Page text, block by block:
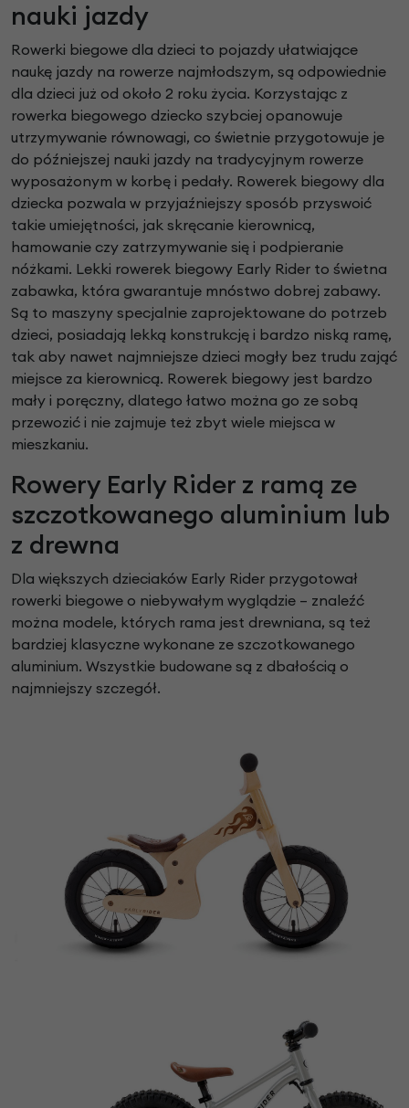
nauki jazdy
Rowerki biegowe dla dzieci to pojazdy ułatwiające
naukę jazdy na rowerze najmłodszym, są odpowiednie
dla dzieci już od około 2 roku życia. Korzystając z
rowerka biegowego dziecko szybciej opanowuje
utrzymywanie równowagi, co świetnie przygotowuje je
do późniejszej nauki jazdy na tradycyjnym rowerze
wyposażonym w korbę i pedały. Rowerek biegowy dla
dziecka pozwala w przyjaźniejszy sposób przyswoić
takie umiejętności, jak skręcanie kierownicą,
hamowanie czy zatrzymywanie się i podpieranie
nóżkami. Lekki rowerek biegowy Early Rider to świetna
zabawka, która gwarantuje mnóstwo dobrej zabawy.
Są to maszyny specjalnie zaprojektowane do potrzeb
dzieci, posiadają lekką konstrukcję i bardzo niską ramę,
tak aby nawet najmniejsze dzieci mogły bez trudu zająć
miejsce za kierownicą. Rowerek biegowy jest bardzo
mały i poręczny, dlatego łatwo można go ze sobą
przewozić i nie zajmuje też zbyt wiele miejsca w
mieszkaniu.
Rowery Early Rider z ramą ze
szczotkowanego aluminium lub
z drewna
Dla większych dzieciaków Early Rider przygotował
rowerki biegowe o niebywałym wyglądzie – znaleźć
można modele, których rama jest drewniana, są też
bardziej klasyczne wykonane ze szczotkowanego
aluminium. Wszystkie budowane są z dbałością o
najmniejszy szczegół.